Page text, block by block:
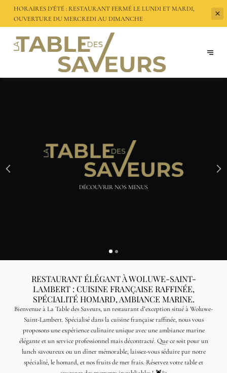
HORAIRES D’ÉTÉ : RESTAURANT FERMÉ LE LUNDI ET MARDI,
OUVERTURE DU MERCREDI AU DIMANCHE
DÉCOUVRIR NOS MENUS
RÉSERVEZ VOTRE TABLE ON LINE !
RÉSERVER
RESTAURANT ÉLÉGANT À WOLUWE-SAINT-
LAMBERT : CUISINE FRANÇAISE RAFFINÉE,
SPÉCIALITÉ HOMARD, AMBIANCE MARINE.
Bienvenue à La Table des Saveurs, un restaurant d’exception situé à Woluwe-
Saint-Lambert. Spécialisé dans la cuisine française raffinée, nous vous
proposons une expérience culinaire unique avec une ambiance marine
élégante et un service professionnel mais décontracté. Que ce soit pour un
lunch savoureux ou un dîner mémorable, laissez-vous séduire par notre
spécialité, le homard, et nos fruits de mer frais. Réservez votre table et